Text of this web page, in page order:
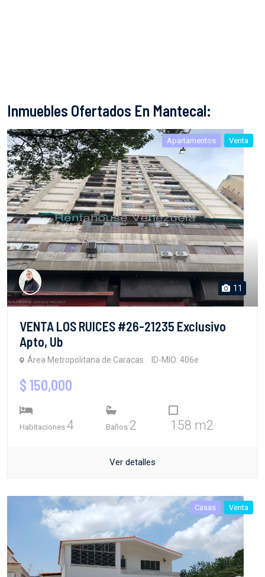
Inmuebles Ofertados En Mantecal:
Apartamentos Venta
11
VENTA LOS RUICES #26-21235 Exclusivo
Apto, Ub
Área Metropolitana de Caracas ID-MIO: 406e
$ 150,000
Habitaciones 4 Baños 2 158 m2
Ver detalles
Casas Venta